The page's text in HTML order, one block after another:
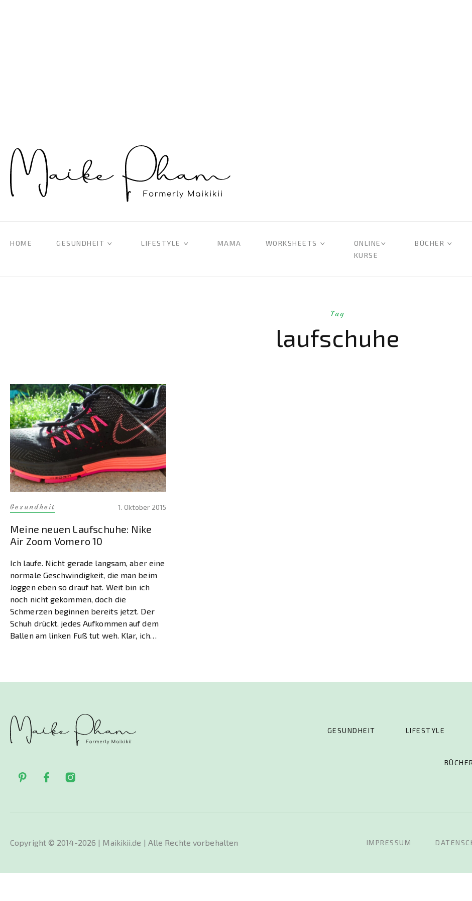
HOME GESUNDHEIT LIFESTYLE MAMA WORKSHEETS
ONLINE
KURSE
BÜCHER
Tag
laufschuhe
Gesundheit 1. Oktober 2015
Meine neuen Laufschuhe: Nike
Air Zoom Vomero 10
Ich laufe. Nicht gerade langsam, aber eine
normale Geschwindigkeit, die man beim
Joggen eben so drauf hat. Weit bin ich
noch nicht gekommen, doch die
Schmerzen beginnen bereits jetzt. Der
Schuh drückt, jedes Aufkommen auf dem
Ballen am linken Fuß tut weh. Klar, ich
GESUNDHEIT LIFESTYLE
BÜCHER
Copyright © 2014-2026 | Maikikii.de | Alle Rechte vorbehalten IMPRESSUM